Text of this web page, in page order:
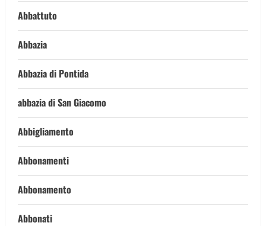
Abbattuto
Abbazia
Abbazia di Pontida
abbazia di San Giacomo
Abbigliamento
Abbonamenti
Abbonamento
Abbonati